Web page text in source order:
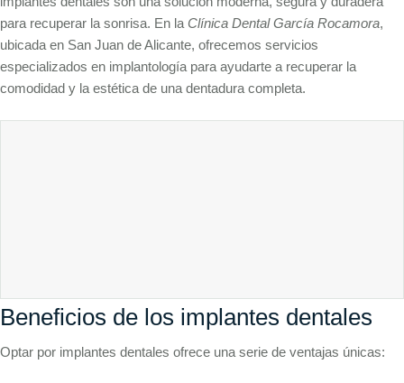
para recuperar la sonrisa. En la Clínica Dental García Rocamora,
ubicada en San Juan de Alicante, ofrecemos servicios
especializados en implantología para ayudarte a recuperar la
comodidad y la estética de una dentadura completa.
Beneficios de los implantes dentales
Optar por implantes dentales ofrece una serie de ventajas únicas: